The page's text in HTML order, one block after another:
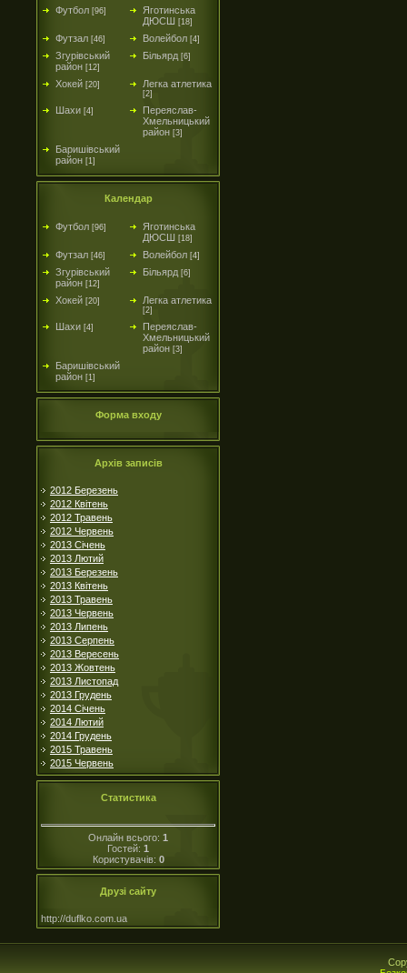
Футбол [96]
Яготинська
ДЮСШ [18]
Футзал [46] Волейбол [4]
Згурівський
район [12]
Більярд [6]
Хокей [20] Легка атлетика
[2]
Шахи [4]
Переяслав-
Хмельницький
район [3]
Баришівський
район [1]
Календар
Футбол [96]
Яготинська
ДЮСШ [18]
Футзал [46] Волейбол [4]
Згурівський
район [12]
Більярд [6]
Хокей [20] Легка атлетика
[2]
Шахи [4]
Переяслав-
Хмельницький
район [3]
Баришівський
район [1]
Форма входу
Архів записів
2012 Березень
2012 Квітень
2012 Травень
2012 Червень
2013 Січень
2013 Лютий
2013 Березень
2013 Квітень
2013 Травень
2013 Червень
2013 Липень
2013 Серпень
2013 Вересень
2013 Жовтень
2013 Листопад
2013 Грудень
2014 Січень
2014 Лютий
2014 Грудень
2015 Травень
2015 Червень
Статистика
Онлайн всього: 1
Гостей: 1
Користувачів: 0
Друзі сайту
http://duflko.com.ua